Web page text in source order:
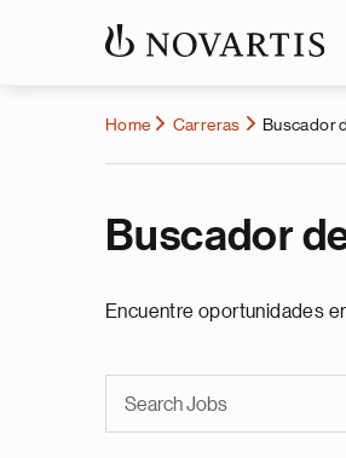
Home Carreras Buscador
Buscador
Encuentre oportunidades